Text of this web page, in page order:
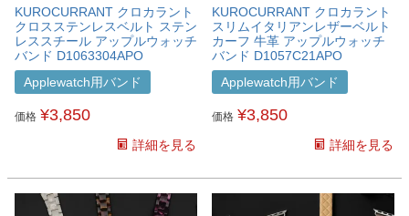
KUROCURRANT クロカラント
クロスステンレスベルト ステン
レススチール アップルウォッチ
バンド D1063304APO
Applewatch用バンド
価格 ¥3,850
詳細を見る
KUROCURRANT クロカラント
スリムイタリアンレザーベルト
カーフ 牛革 アップルウォッチ
バンド D1057C21APO
Applewatch用バンド
価格 ¥3,850
詳細を見る